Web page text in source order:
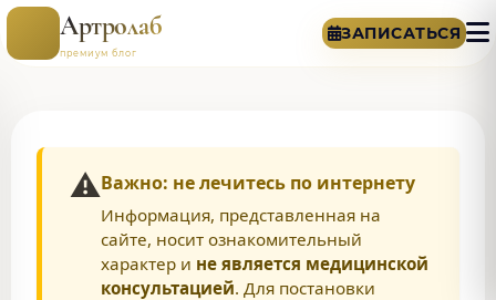
Артролаб
премиум блог
ЗАПИСАТЬСЯ
⚠️Важно: не лечитесь по интернету
Информация, представленная на
сайте, носит ознакомительный
характер и не является медицинской
консультацией. Для постановки